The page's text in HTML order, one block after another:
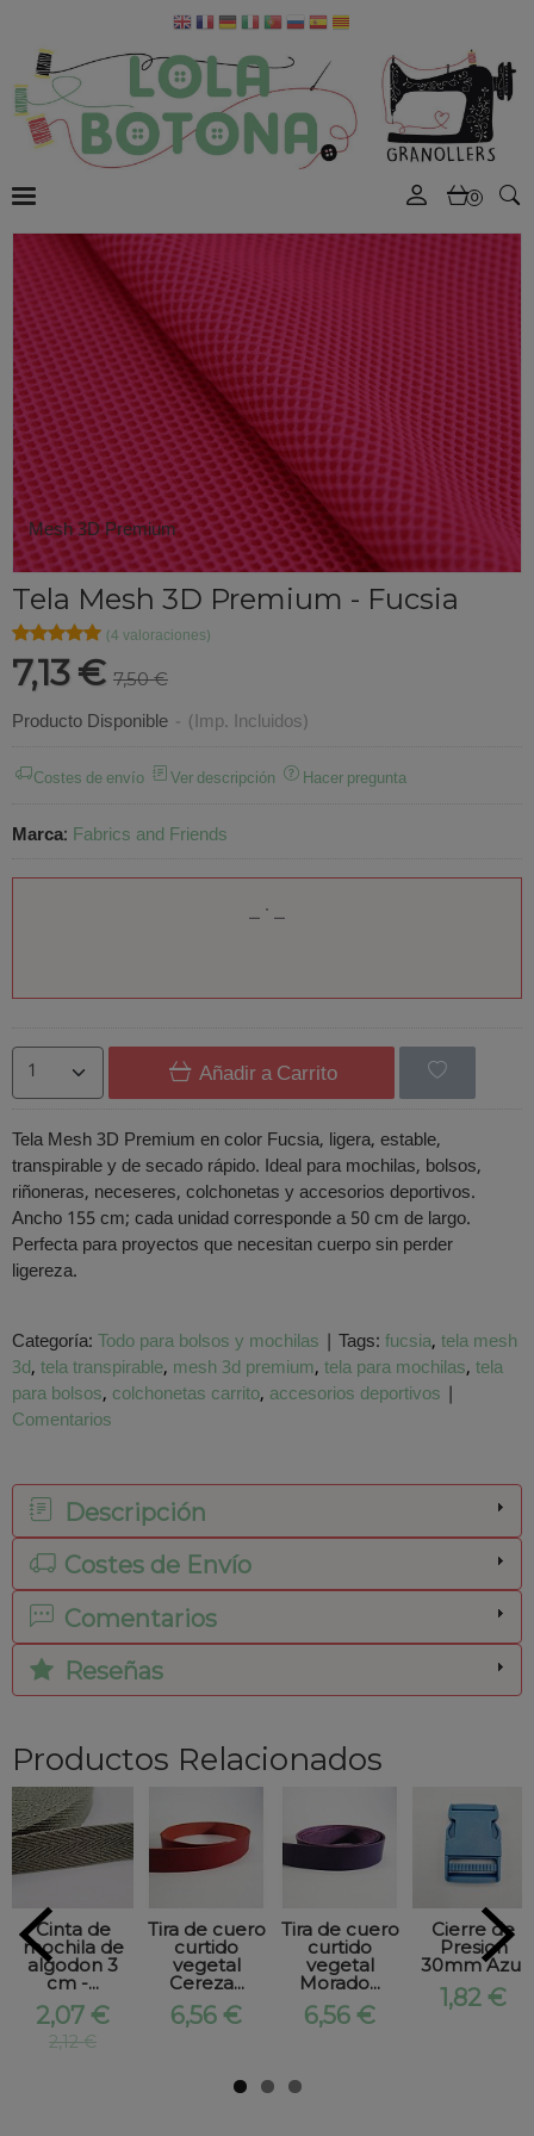
0
Mesh 3D Premium
Tela Mesh 3D Premium - Fucsia
★★★★★
★★★★★ (4 valoraciones)
7,13 € 7,50 €
Producto Disponible - (Imp. Incluidos)
Costes de envío Ver descripción Hacer pregunta
Marca: Fabrics and Friends
Añadir a Carrito
Tela Mesh 3D Premium en color Fucsia, ligera, estable,
transpirable y de secado rápido. Ideal para mochilas, bolsos,
riñoneras, neceseres, colchonetas y accesorios deportivos.
Ancho 155 cm; cada unidad corresponde a 50 cm de largo.
Perfecta para proyectos que necesitan cuerpo sin perder
ligereza.
Categoría:Todo para bolsos y mochilas | Tags:fucsia tela mesh
3d tela transpirable mesh 3d premium tela para mochilas tela
para bolsos colchonetas carrito accesorios deportivos |
Comentarios
Descripción
Costes de Envío
Comentarios
Reseñas
Productos Relacionados
Cinta de
mochila de
algodon 3
cm -...
2,07 €
2,12 €
Tira de cuero
curtido
vegetal
Cereza...
6,56 €
Tira de cuero
curtido
vegetal
Morado...
6,56 €
Cierre de
Presion
30mm Azul
1,82 €